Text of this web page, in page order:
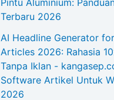
Pintu Aluminium:
Terbaru 2026
AI Headline Generator
Articles 2026: Rahasia
Tanpa Iklan -
Software Artikel Untuk
2026